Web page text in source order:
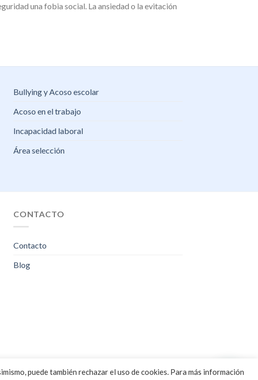
una fobia social. La ansiedad o la evitación
Bullying y Acoso escolar
Acoso en el trabajo
Incapacidad laboral
Área selección
CONTACTO
Contacto
Blog
puede también rechazar el uso de cookies. Para más información